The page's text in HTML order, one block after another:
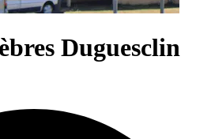
Duguesclin